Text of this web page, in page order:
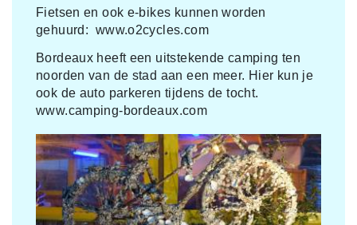
Fietsen en ook e-bikes kunnen worden
gehuurd: www.o2cycles.com
Bordeaux heeft een uitstekende camping ten
noorden van de stad aan een meer. Hier kun je
ook de auto parkeren tijdens de tocht.
www.camping-bordeaux.com